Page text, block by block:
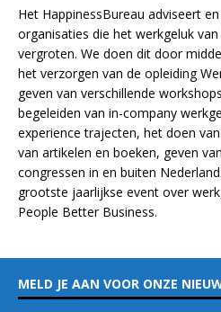
Het HappinessBureau adviseert
organisaties die het werkgeluk
vergroten. We doen dit door
het verzorgen van de opleiding
geven van verschillende
begeleiden van in-company
experiencetrajecten, het doen van
van artikelen en boeken, geven van
congressen in en buiten
grootste jaarlijkse event over
People Better Business.
MELD JE AAN VOOR ONZE